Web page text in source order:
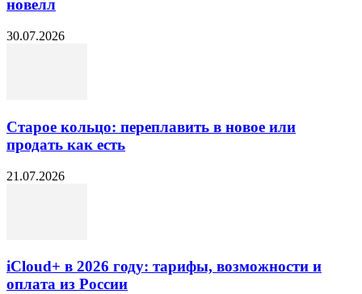
новелл
30.07.2026
Старое кольцо: переплавить в новое или
продать как есть
21.07.2026
iCloud+ в 2026 году: тарифы, возможности и
оплата из России